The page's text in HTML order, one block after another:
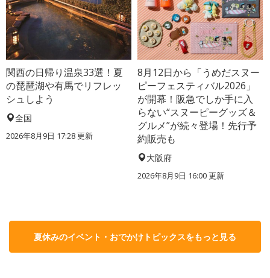
関西の日帰り温泉33選！夏
の琵琶湖や有馬でリフレッ
シュしよう
全国
2026年8月9日 17:28更新
8月12日から「うめだスヌー
ピーフェスティバル2026」
が開幕！阪急でしか手に入
らない“スヌーピーグッズ＆
グルメ”が続々登場！先行予
約販売も
大阪府
2026年8月9日 16:00更新
夏休みのイベント・おでかけトピックスをもっと見る